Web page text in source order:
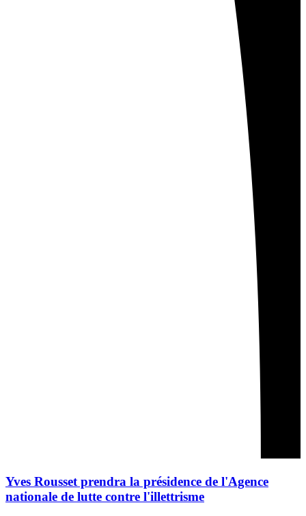
Yves Rousset prendra la présidence de l'Agence
nationale de lutte contre l'illettrisme